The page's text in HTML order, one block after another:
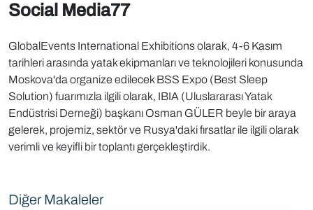
Social Media77
GlobalEvents International Exhibitions olarak, 4-6 Kasım
tarihleri arasında yatak ekipmanları ve teknolojileri konusunda
Moskova'da organize edilecek BSS Expo (Best Sleep
Solution) fuarımızla ilgili olarak, IBIA (Uluslararası Yatak
Endüstrisi Derneği) başkanı Osman GÜLER beyle bir araya
gelerek, projemiz, sektör ve Rusya'daki fırsatlar ile ilgili olarak
verimli ve keyifli bir toplantı gerçekleştirdik.
Diğer Makaleler